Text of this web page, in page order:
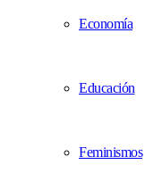
Economía
Educación
Feminismos